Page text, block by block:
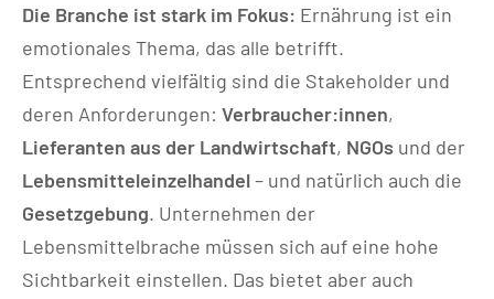
Die Branche ist stark im Fokus: Ernährung ist ein
emotionales Thema, das alle betrifft.
Entsprechend vielfältig sind die Stakeholder und
deren Anforderungen: Verbraucher:innen,
Lieferanten aus der Landwirtschaft, NGOs und der
Lebensmitteleinzelhandel– und natürlich auch die
Gesetzgebung. Unternehmen der
Lebensmittelbrache müssen sich auf eine hohe
Sichtbarkeit einstellen. Das bietet aber auch